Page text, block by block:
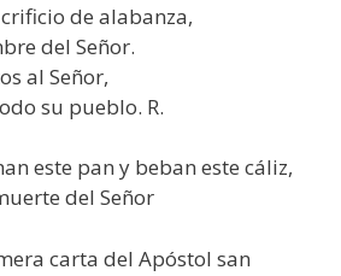
de alabanza,
del Señor.
al Señor,
su pueblo. R.
este pan y beban este cáliz,
del Señor
carta del Apóstol san